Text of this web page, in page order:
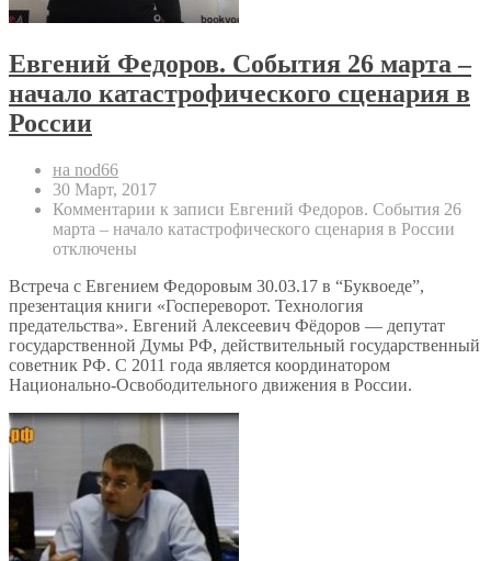
Евгений Федоров. События 26 марта –
начало катастрофического сценария в
России
на nod66
30 Март, 2017
Комментарии к записи Евгений Федоров. События 26
марта – начало катастрофического сценария в России
отключены
Встреча с Евгением Федоровым 30.03.17 в “Буквоеде”,
презентация книги «Госпереворот. Технология
предательства». Евгений Алексеевич Фёдоров — депутат
государственной Думы РФ, действительный государственный
советник РФ. С 2011 года является координатором
Национально-Освободительного движения в России.